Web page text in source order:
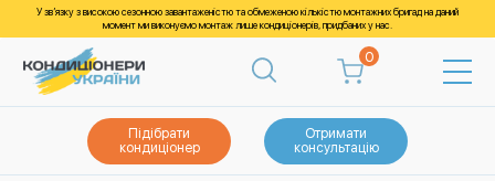
У зв’язку з високою сезонною завантаженістю та обмеженою кількістю монтажних бригад на даний
момент ми виконуємо монтаж лише кондиціонерів, придбаних у нас.
0
Підібрати
кондиціонер
Отримати
консультацію